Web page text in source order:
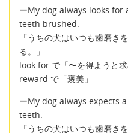
ーMy dog always looks
teeth brushed.
「うちの犬はいつも歯磨き
る。」
look for で「〜を得ようと求
reward で「褒美」
ーMy dog always expects
teeth.
「うちの犬はいつも歯磨き